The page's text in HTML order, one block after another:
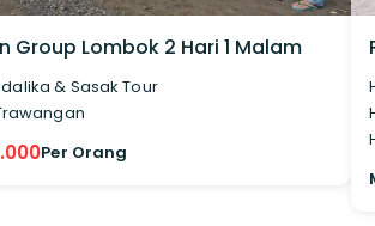
Group Lombok 2 Hari 1 Malam
& Sasak Tour
Per Orang